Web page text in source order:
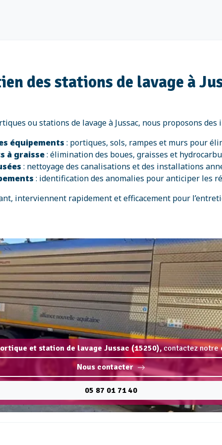
des stations de lavage à
ou stations de lavage à Jussac, nous proposons
équipements : portiques, sols, rampes et murs pour
à graisse: élimination des boues, graisses et
: nettoyage des canalisations et des installations
: identification des anomalies pour anticiper les
interviennent rapidement et efficacement pour
et station de lavage Jussac (15250),contactez notre
Nous contacter
05 87 01 71 40